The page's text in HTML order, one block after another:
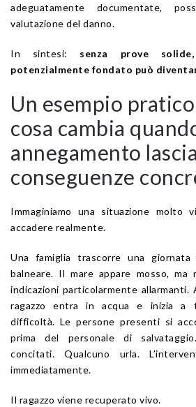
adeguatamente documentate,
valutazione del danno.
In sintesi: senza prove
potenzialmente fondato può
Un esempio
cosa cambia
annegamento lascia
conseguenze
Immaginiamo una situazione molto
accadere realmente.
Una famiglia trascorre una
balneare. Il mare appare mosso,
indicazioni particolarmente
ragazzo entra in acqua e inizia a
difficoltà. Le persone presenti si
prima del personale di
concitati. Qualcuno urla.
immediatamente.
Il ragazzo viene recuperato vivo.